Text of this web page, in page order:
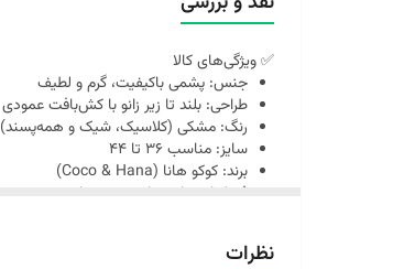
✅ ویژگی‌های کالا
جنس: پشمی باکیفیت، گرم و لطیف
طراحی: بلند تا زیر زانو با کش‌بافت عمودی
رنگ: مشکی (کلاسیک، شیک و همه‌پسند)
سایز: مناسب 36 تا 44
برند: کوکو هانا (Coco & Hana)
فصل استفاده: پاییز و زمستان
نظرات